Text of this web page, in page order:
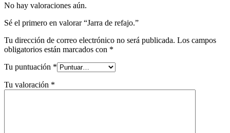
No hay valoraciones aún.
Sé el primero en valorar “Jarra de refajo.”
Tu dirección de correo electrónico no será publicada. Los campos
obligatorios están marcados con *
Tu puntuación *
Tu valoración *